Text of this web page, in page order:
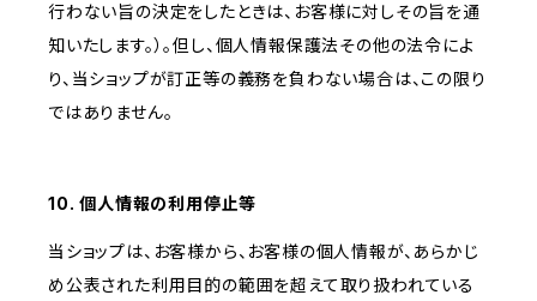
行わない旨の決定をしたときは、お客様に対しその旨を通
知いたします。）。但し、個人情報保護法その他の法令によ
り、当ショップが訂正等の義務を負わない場合は、この限り
ではありません。
10. 個人情報の利用停止等
当ショップは、お客様から、お客様の個人情報が、あらかじ
め公表された利用目的の範囲を超えて取り扱われている